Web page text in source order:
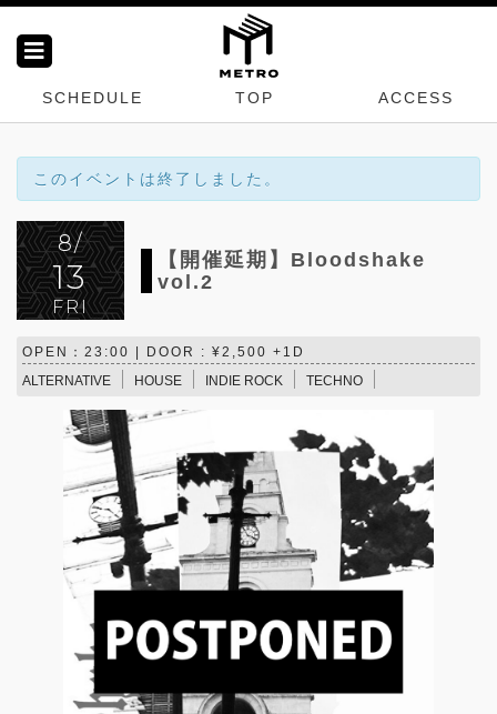
SCHEDULE TOP ACCESS
このイベントは終了しました。
8/
13
FRI
【開催延期】Bloodshake
vol.2
OPEN：23:00 | DOOR : ¥2,500 +1D
ALTERNATIVE
HOUSE INDIE ROCK TECHNO